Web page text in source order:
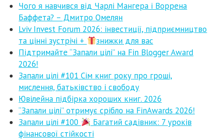
Чого я навчився від Чарлі Мангера і Воррена
Баффета? – Дмитро Омелян
Lviv Invest Forum 2026: інвестиції, підприємництво
та цінні зустрічі +
знижки для вас
Підтримайте “Запали цілі” на Fin Blogger Award
2026!
Запали цілі #101 Сім книг року про гроші,
мислення, батьківство і свободу
Ювілейна підбірка хороших книг. 2026
“Запали цілі” отримує срібло на FinAwards 2026!
Запали цілі #100
Багатий садівник: 7 уроків
фінансової стійкості